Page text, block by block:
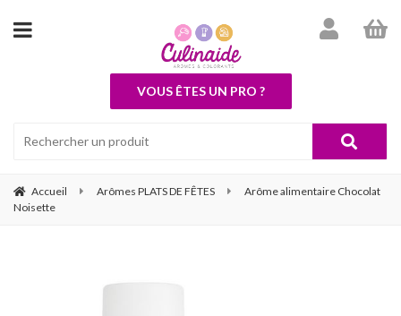
VOUS ÊTES UN PRO ?
Accueil Arômes PLATS DE FÊTES
Arôme alimentaire Chocolat
Noisette